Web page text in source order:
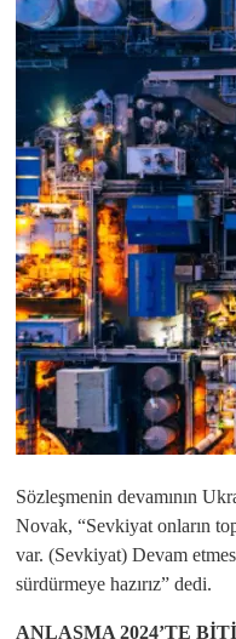
Sözleşmenin devamının
Novak, “Sevkiyat onların
var. (Sevkiyat) Devam
sürdürmeye hazırız” dedi.
ANLAŞMA 2024’TE